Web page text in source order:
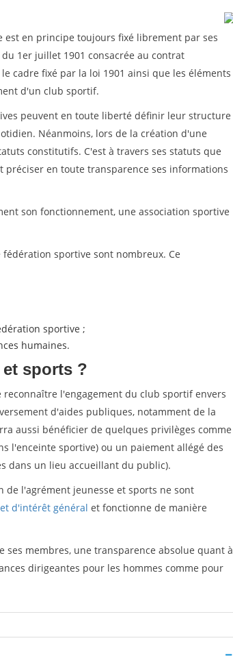
en principe toujours fixé librement par ses
1er juillet 1901 consacrée au contrat
cadre fixé par la loi 1901 ainsi que les éléments
d'un club sportif.
peuvent en toute liberté définir leur structure
Néanmoins, lors de la création d'une
constitutifs. C'est à travers ses statuts que
en toute transparence ses informations
son fonctionnement, une association sportive
sportive sont nombreux. Ce
sportive ;
humaines.
sports ?
l'engagement du club sportif envers
d'aides publiques, notamment de la
aussi bénéficier de quelques privilèges comme
l'enceinte sportive) ou un paiement allégé des
dans un lieu accueillant du public).
l'agrément jeunesse et sports ne sont
d'intérêt général et fonctionne de manière
membres, une transparence absolue quant à
dirigeantes pour les hommes comme pour